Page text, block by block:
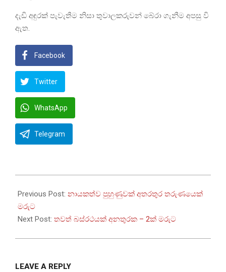
දැඩි අඳුරක් පැවැතීම නිසා තුවාලකරුවන් බේරා ගැනීම අපසු වි
ඇත.
Facebook
Twitter
WhatsApp
Telegram
07-
09
Previous Post: නායකත්ව පුහුණුවක් අතරතුර තරුණයෙක්
මරුට
Next Post: තවත් බස්රථයක් අනතුරක – 2ක් මරුට
LEAVE A REPLY